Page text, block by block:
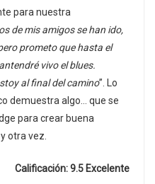
para nuestra
de mis amigos se han ido,
prometo que hasta el
vivo el blues.
al final del camino”. Lo
demuestra algo… que se
para crear buena
otra vez.
Calificación: 9.5 Excelente